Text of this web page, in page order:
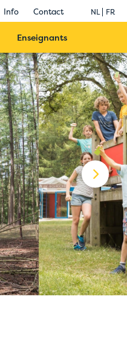
NL FR
Info Contact
Enseignants